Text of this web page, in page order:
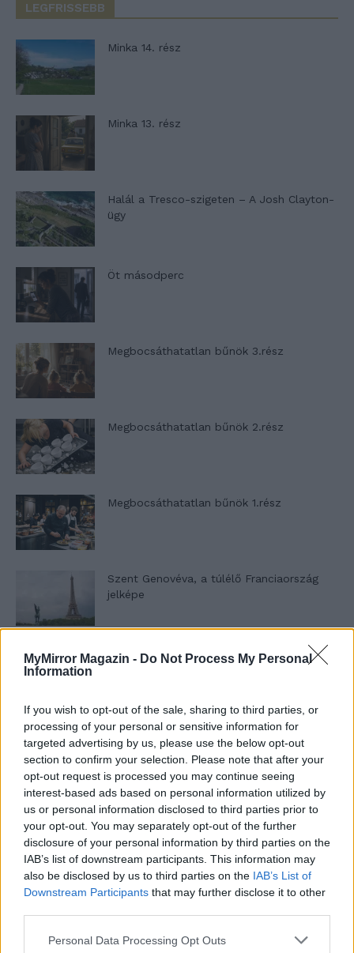
MyMirror Magazin - Do Not Process My Personal
Information
If you wish to opt-out of the sale, sharing to third parties, or
processing of your personal or sensitive information for
targeted advertising by us, please use the below opt-out
section to confirm your selection. Please note that after your
opt-out request is processed you may continue seeing
interest-based ads based on personal information utilized by
us or personal information disclosed to third parties prior to
your opt-out. You may separately opt-out of the further
disclosure of your personal information by third parties on the
IAB’s list of downstream participants. This information may
also be disclosed by us to third parties on the IAB’s List of
Downstream Participants that may further disclose it to other
Personal Data Processing Opt Outs
LEGFRISSEBB
Minka 14. rész
Minka 13. rész
Halál a Tresco-szigeten – A Josh Clayton-
ügy
Öt másodperc
Megbocsáthatatlan bűnök 3.rész
Megbocsáthatatlan bűnök 2.rész
Megbocsáthatatlan bűnök 1.rész
Szent Genovéva, a túlélő Franciaország
jelképe
Minka 12. rész
Minka 11. rész
T. szereti a fiatal lányokat 14. rész
Pedig szóltam… – Miért nem hiszünk a
nőknek, amikor segítséget kérnek?